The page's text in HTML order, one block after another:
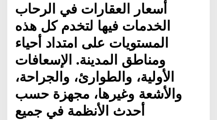
أسعار العقارات في الرحاب
الخدمات فيها لتخدم كل هذه
المستويات على امتداد أحياء
ومناطق المدينة. الإسعافات
الأولية، والطوارئ، والجراحة،
والأشعة وغيرها، مجهزة حسب
أحدث الأنظمة في جميع